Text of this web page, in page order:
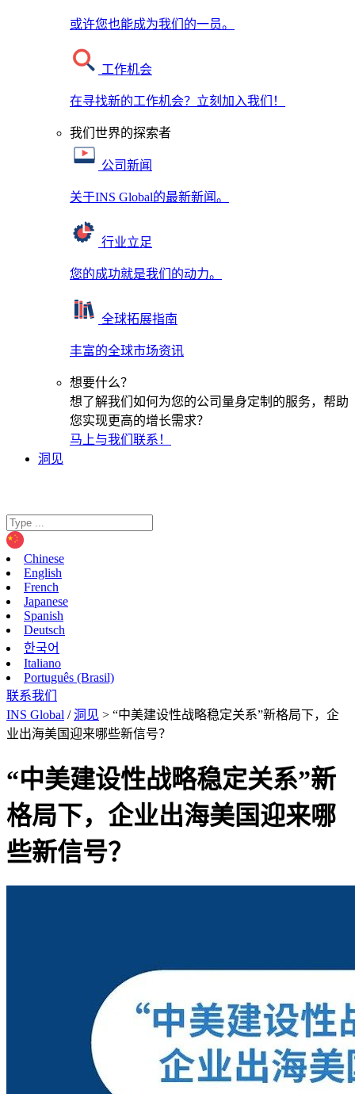
或许您也能成为我们的一员。
工作机会
在寻找新的工作机会？立刻加入我们！
我们世界的探索者
公司新闻
关于INS Global的最新新闻。
行业立足
您的成功就是我们的动力。
全球拓展指南
丰富的全球市场资讯
想要什么？
想了解我们如何为您的公司量身定制的服务，帮助
您实现更高的增长需求？
马上与我们联系！
洞见
Chinese
English
French
Japanese
Spanish
Deutsch
한국어
Italiano
Português (Brasil)
联系我们
INS Global /洞见 > “中美建设性战略稳定关系”新格局下，企
业出海美国迎来哪些新信号？
“中美建设性战略稳定关系”新
格局下，企业出海美国迎来哪
些新信号？